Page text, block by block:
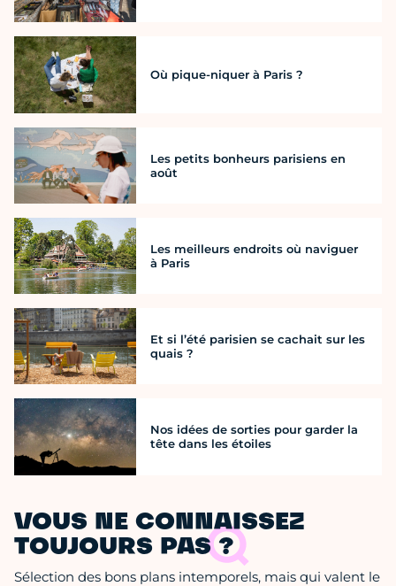
Où pique-niquer à Paris ?
Les petits bonheurs parisiens en
août
Les meilleurs endroits où naviguer
à Paris
Et si l’été parisien se cachait sur les
quais ?
Nos idées de sorties pour garder la
tête dans les étoiles
VOUS NE CONNAISSEZ
TOUJOURS PAS ?
Sélection des bons plans intemporels, mais qui valent le